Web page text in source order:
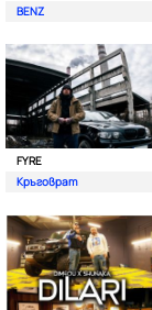
BENZ
FYRE
Кръговрат